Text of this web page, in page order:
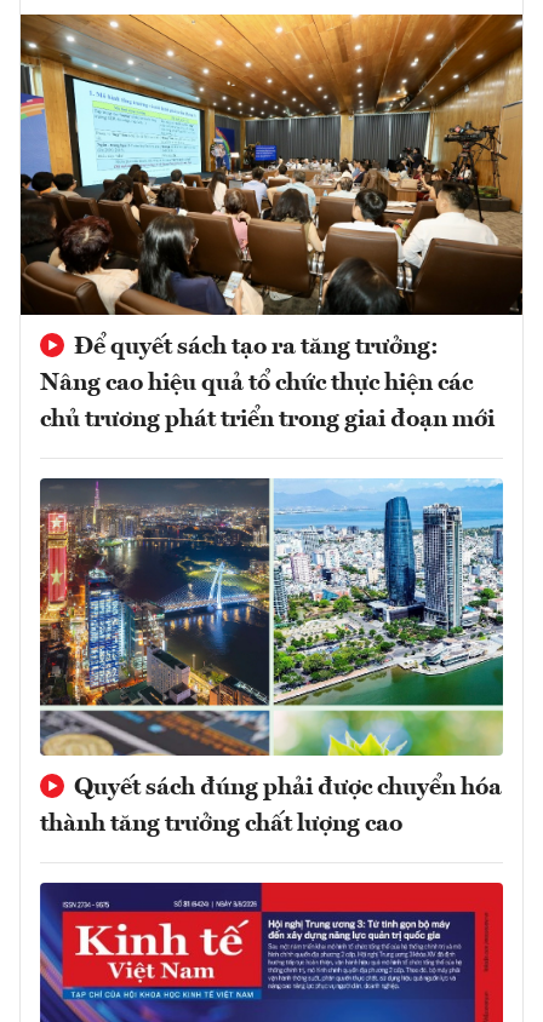
Để quyết sách tạo ra tăng trưởng:
Nâng cao hiệu quả tổ chức thực hiện các
chủ trương phát triển trong giai đoạn mới
Quyết sách đúng phải được chuyển hóa
thành tăng trưởng chất lượng cao